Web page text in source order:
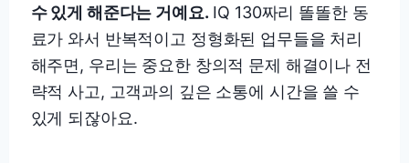
수 있게 해준다는 거예요. IQ 130짜리 똘똘한 동
료가 와서 반복적이고 정형화된 업무들을 처리
해주면, 우리는 중요한 창의적 문제 해결이나 전
략적 사고, 고객과의 깊은 소통에 시간을 쓸 수
있게 되잖아요.